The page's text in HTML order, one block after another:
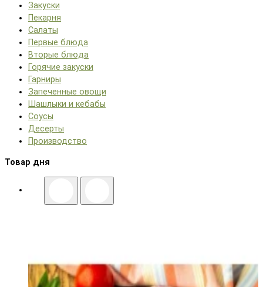
Закуски
Пекарня
Салаты
Первые блюда
Вторые блюда
Горячие закуски
Гарниры
Запеченные овощи
Шашлыки и кебабы
Соусы
Десерты
Производство
Товар дня